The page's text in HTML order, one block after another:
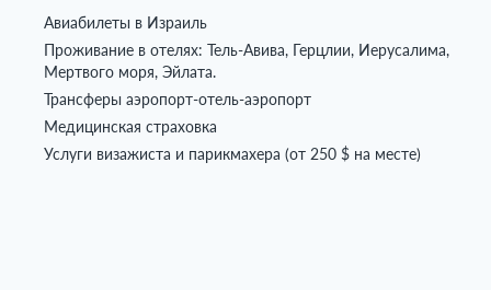
Авиабилеты в Израиль
Проживание в отелях: Тель-Авива, Герцлии, Иерусалима,
Мертвого моря, Эйлата.
Трансферы аэропорт-отель-аэропорт
Медицинская страховка
Услуги визажиста и парикмахера (от 250 $ на месте)